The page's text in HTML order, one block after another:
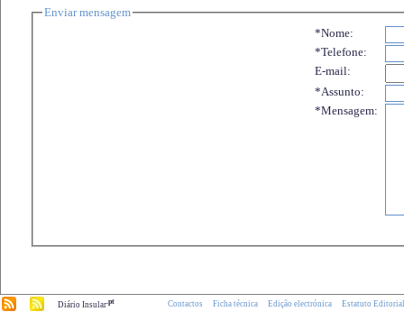
Enviar mensagem
*Nome:
*Telefone:
E-mail:
*Assunto:
*Mensagem:
Diário Insular.pt Contactos Ficha técnica Edição electrónica Estatuto Editorial